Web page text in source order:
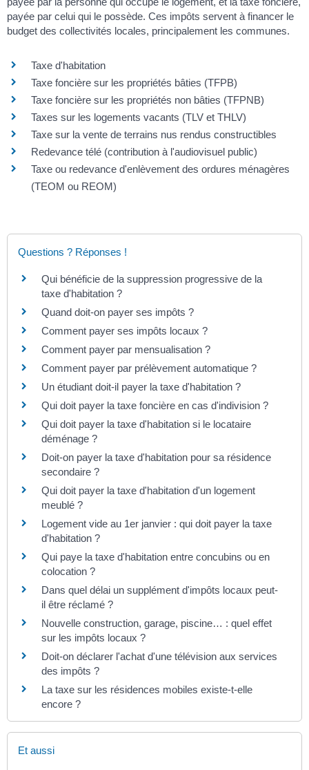
payée par celui qui le possède. Ces impôts servent à financer le
budget des collectivités locales, principalement les communes.
Taxe d'habitation
Taxe foncière sur les propriétés bâties (TFPB)
Taxe foncière sur les propriétés non bâties (TFPNB)
Taxes sur les logements vacants (TLV et THLV)
Taxe sur la vente de terrains nus rendus constructibles
Redevance télé (contribution à l'audiovisuel public)
Taxe ou redevance d'enlèvement des ordures ménagères
(TEOM ou REOM)
Questions ? Réponses !
Qui bénéficie de la suppression progressive de la
taxe d'habitation ?
Quand doit-on payer ses impôts ?
Comment payer ses impôts locaux ?
Comment payer par mensualisation ?
Comment payer par prélèvement automatique ?
Un étudiant doit-il payer la taxe d'habitation ?
Qui doit payer la taxe foncière en cas d'indivision ?
Qui doit payer la taxe d'habitation si le locataire
déménage ?
Doit-on payer la taxe d'habitation pour sa résidence
secondaire ?
Qui doit payer la taxe d'habitation d'un logement
meublé ?
Logement vide au 1er janvier : qui doit payer la taxe
d'habitation ?
Qui paye la taxe d'habitation entre concubins ou en
colocation ?
Dans quel délai un supplément d'impôts locaux peut-
il être réclamé ?
Nouvelle construction, garage, piscine… : quel effet
sur les impôts locaux ?
Doit-on déclarer l'achat d'une télévision aux services
des impôts ?
La taxe sur les résidences mobiles existe-t-elle
encore ?
Et aussi